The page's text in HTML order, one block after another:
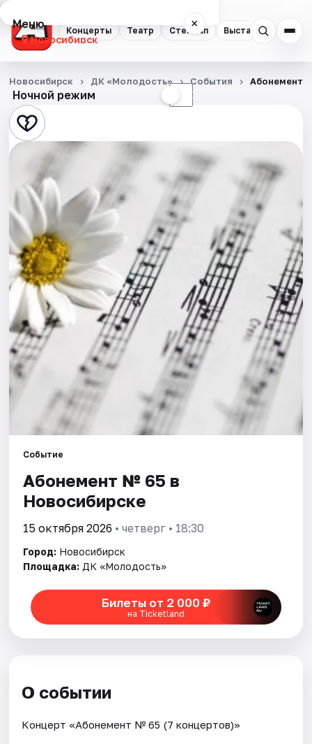
Концерты Театр Стендап Выставки
Меню ×
Новосибирск
Концерты
Театр
Стендап
Выставки
Квесты
Экскурсии
Спорт
События
Города
Площадки
Артисты
Ночной режим ☾
Новосибирск ДК «Молодость» События Абонемент
Событие
Абонемент № 65 в
Новосибирске
15 октября 2026 • четверг • 18:30
Город: Новосибирск
Площадка: ДК «Молодость»
Билеты от 2 000 ₽
на Ticketland
О событии
Концерт «Абонемент № 65 (7 концертов)»